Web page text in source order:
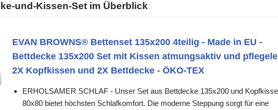
und-Kissen-Set im Überblick
EVAN BROWNS® Bettenset 135x200 4teilig - Made in EU -
Bettdecke 135x200 Set mit Kissen atmungsaktiv und
2X Kopfkissen und 2X Bettdecke - ÖKO-TEX
ERHOLSAMER SCHLAF - Unser Set aus Bettdecke 135x200 und
80x80 bietet höchsten Schlafkomfort. Die moderne Steppung sorgt für eine